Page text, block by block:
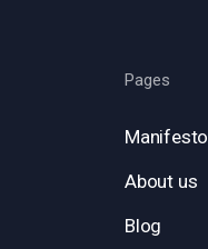
Pages
Manifesto
About us
Blog